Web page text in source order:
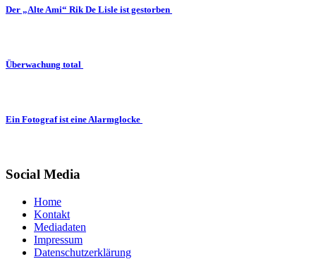
Der „Alte Ami“ Rik De Lisle ist gestorben
Überwachung total
Ein Fotograf ist eine Alarmglocke
Social Media
Home
Kontakt
Mediadaten
Impressum
Datenschutzerklärung